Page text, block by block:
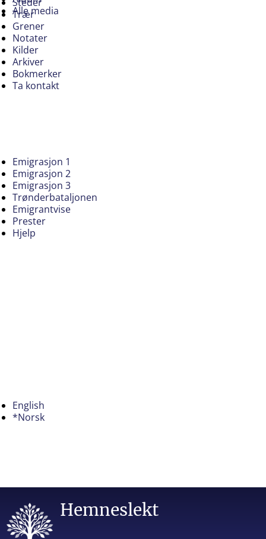
Alle media
Trær
Grener
Notater
Kilder
Arkiver
Bokmerker
Ta kontakt
Emigrasjon 1
Emigrasjon 2
Emigrasjon 3
Trønderbataljonen
Emigrantvise
Prester
Hjelp
English
*Norsk
Hemneslekt